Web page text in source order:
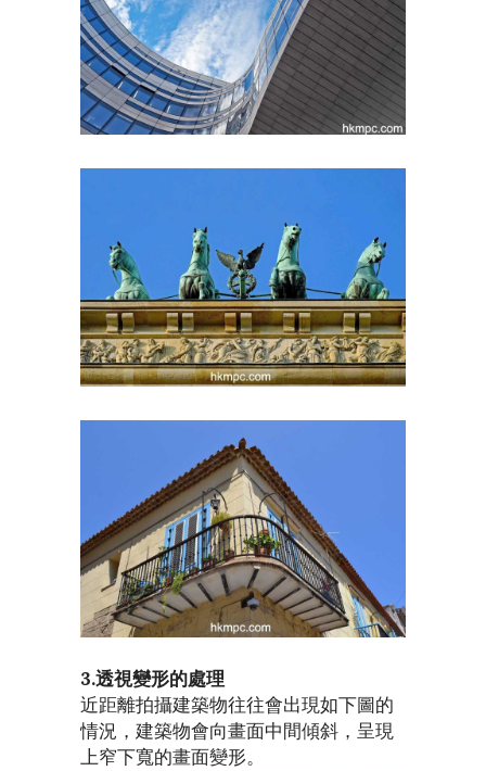
3.透視變形的處理
近距離拍攝建築物往往會出現如下圖的
情況，建築物會向畫面中間傾斜，呈現
上窄下寬的畫面變形。